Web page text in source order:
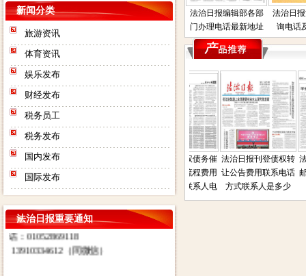
新闻分类
旅游资讯
体育资讯
娱乐发布
财经发布
税务员工
税务发布
国内发布
国际发布
法治日报重要通知
法治日报社：法治日报汇款账
号：对公汇款：户名：法报文化
传媒（北京）有限公司（法治日
报社） 账号：
0200003509000184902 开户行：
他付款方式请致电广告部咨询电
话：01052869118
13910334612（同微信）
法治日报编辑部各部
门办理电话最新地址
法治日
询电话
报遗失声明公
人电话是多少
登报
法治日报司法房产普
通拍卖公告电话联系
方式联系人地址在那
法治日报债权债务催
收公告登报流程费用
电话是多少联系人电
法治日报刊登债权转
让公告费用联系电话
方式联系人是多少
法
邮